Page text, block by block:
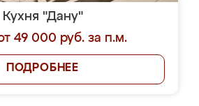
Кухня "Дану"
49 000 руб. за п.м.
ПОДРОБНЕЕ